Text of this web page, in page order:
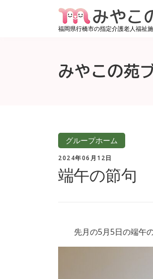
コンテンツへスキップ
福岡県行橋市の指定介護老人福祉
みやこの苑
グループホーム
2024年06月12日
端午の節句
先月の5月5日の端午